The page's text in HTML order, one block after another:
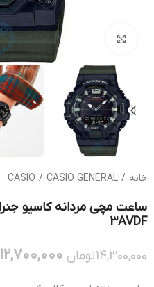
بزرگنمایی تصویر
خانه /
CASIO / CASIO GENERAL
3AVDF
14,300,000تومان 12,700,000